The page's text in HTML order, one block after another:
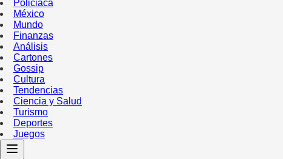
Policiaca
México
Mundo
Finanzas
Análisis
Cartones
Gossip
Cultura
Tendencias
Ciencia y Salud
Turismo
Deportes
Juegos